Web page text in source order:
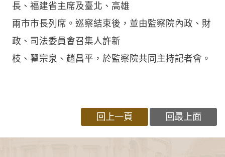
長、福建省主席及臺北、高雄
兩市市長列席。巡察結束後，並由監察院內政、財
政、司法委員會召集人許新
枝、翟宗泉、趙昌平，於監察院共同主持記者會。
回上一頁 回最上面